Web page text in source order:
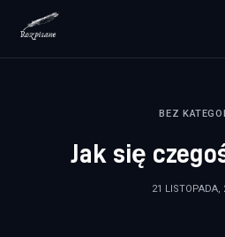
rozpisane.pl
Zdrowie
BEZ
Jak się
21 LISTOPADA,